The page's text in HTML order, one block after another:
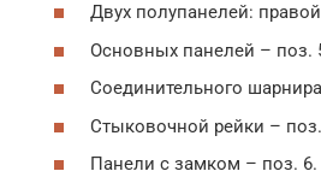
Двух полупанелей:
Основных панелей – поз.
Соединительного
Стыковочной рейки –
Панели с замком – поз. 6.